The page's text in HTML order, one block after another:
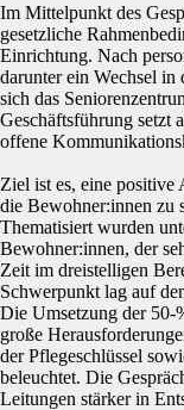
Im Mittelpunkt des
gesetzliche
Einrichtung. Nach
darunter ein Wechsel in
sich das
Geschäftsführung setzt
offene
Ziel ist es, eine positive
die Bewohner:innen zu
Thematisiert wurden
Bewohner:innen, der
Zeit im dreistelligen
Schwerpunkt lag auf
Die Umsetzung der 50-
große
der Pflegeschlüssel
beleuchtet. Die
Leitungen stärker in